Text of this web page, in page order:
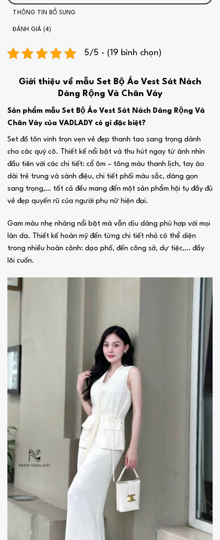
THÔNG TIN BỔ SUNG
ĐÁNH GIÁ (4)
5/5 - (19 bình chọn)
Giới thiệu về mẫu Set Bộ Áo Vest Sát Nách
Dáng Rộng Và Chân Váy
Sản phẩm mẫu Set Bộ Áo Vest Sát Nách Dáng Rộng Và
Chân Váy của VADLADY có gì đặc biệt?
Set đồ tôn vinh trọn vẹn vẻ đẹp thanh tao sang trọng dành
cho các quý cô. Thiết kế nổi bật và thu hút ngay từ ánh nhìn
đầu tiên với các chi tiết: cổ ôm – tông màu thanh lịch, tay áo
dài trẻ trung và sành điệu, chi tiết phối màu sắc, dáng gọn
sang trọng,… tất cả đều mang đến một sản phẩm hội tụ đầy đủ
vẻ đẹp quyến rũ của người phụ nữ hiện đại.
Gam màu nhẹ nhàng nổi bật mà vẫn dịu dàng phù hợp với mọi
làn da. Thiết kế hoàn mỹ đến từng chi tiết nhỏ có thể diện
trong nhiều hoàn cảnh: dạo phố, đến công sở, dự tiệc,… đầy
lôi cuốn.